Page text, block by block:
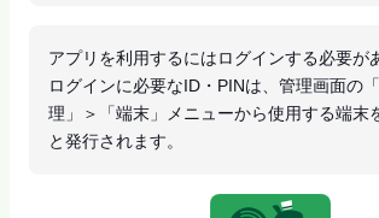
アプリを利用するにはログインする必要が
ログインに必要なID・PINは、管理画面の
理」＞「端末」メニューから使用する端末
と発行されます。